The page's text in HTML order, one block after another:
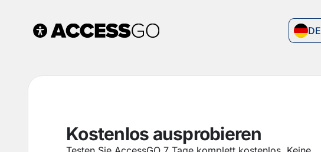
DE
Kostenlos ausprobieren